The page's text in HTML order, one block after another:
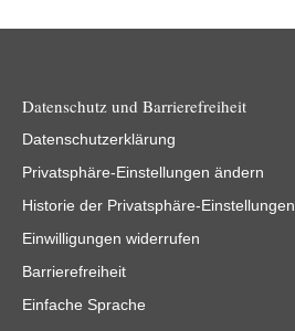
Datenschutz und Barrierefreiheit
Datenschutzerklärung
Privatsphäre-Einstellungen ändern
Historie der Privatsphäre-Einstellungen
Einwilligungen widerrufen
Barrierefreiheit
Einfache Sprache